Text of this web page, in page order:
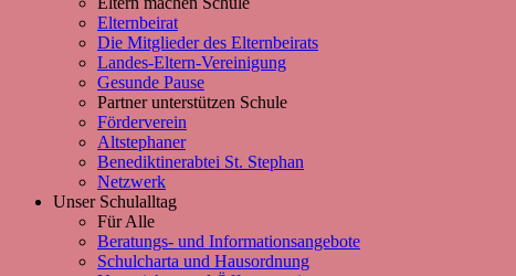
Elternbeirat
Die Mitglieder des Elternbeirats
Landes-Eltern-Vereinigung
Gesunde Pause
Partner unterstützen Schule
Förderverein
Altstephaner
Benediktinerabtei St. Stephan
Netzwerk
Unser Schulalltag
Für Alle
Beratungs- und Informationsangebote
Schulcharta und Hausordnung